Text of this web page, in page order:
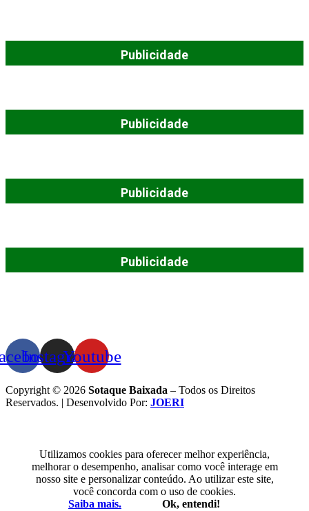
Publicidade
Publicidade
Publicidade
Publicidade
InstagramYoutube
Copyright © 2026 Sotaque Baixada – Todos os Direitos
Reservados. | Desenvolvido Por: JOERI
Utilizamos cookies para oferecer melhor experiência,
melhorar o desempenho, analisar como você interage em
nosso site e personalizar conteúdo. Ao utilizar este site,
você concorda com o uso de cookies.
Saiba mais.
Ok, entendi!